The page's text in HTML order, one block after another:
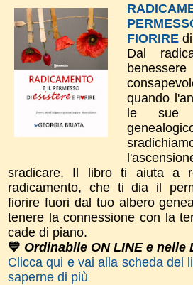
FIORIRE
Dal
quando
le sue
sradicare. Il libro ti aiuta a
radicamento, che ti dia il
fiorire fuori dal tuo albero
tenere la connessione con la
cade di piano.
💙 Ordinabile ON LINE e nelle
Clicca qui e vai alla scheda del
saperne di più